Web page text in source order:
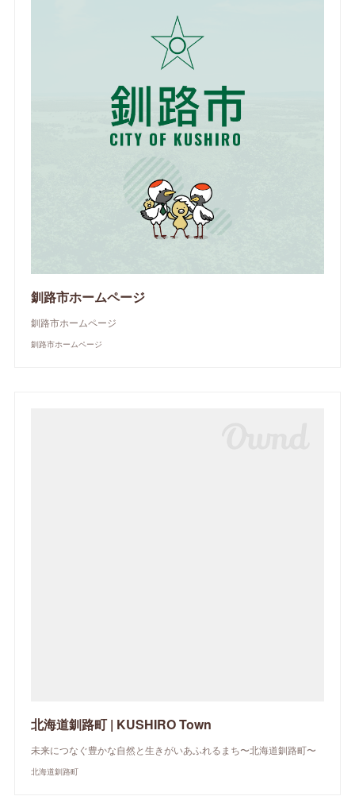
釧路市ホームページ
釧路市ホームページ
釧路市ホームページ
北海道釧路町 | KUSHIRO Town
未来につなぐ豊かな自然と生きがいあふれるまち〜北海道釧路町〜
北海道釧路町